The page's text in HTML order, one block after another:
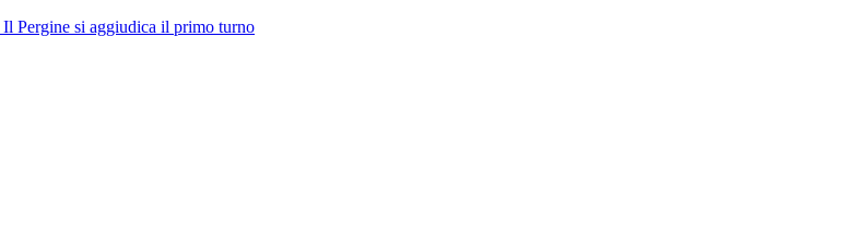
Il Pergine si aggiudica il primo turno